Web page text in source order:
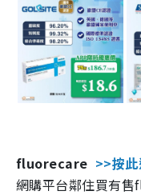
fluorecare >>按
網購平台鄰住買有